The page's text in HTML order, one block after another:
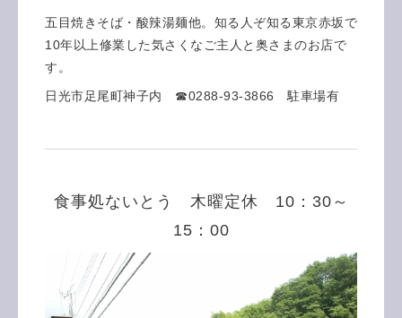
五目焼きそば・酸辣湯麺他。知る人ぞ知る東京赤坂で
10年以上修業した気さくなご主人と奥さまのお店で
す。
日光市足尾町神子内 ☎0288-93-3866 駐車場有
食事処ないとう 木曜定休 10：30～
15：00